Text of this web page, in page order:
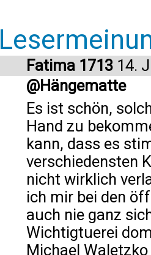
Fatima 1713 14.
@Hängematte
Es ist schön,
Hand zu
kann, dass es
verschiedensten
nicht wirklich
ich mir bei den
auch nie ganz
Wichtigtuerei
Michael